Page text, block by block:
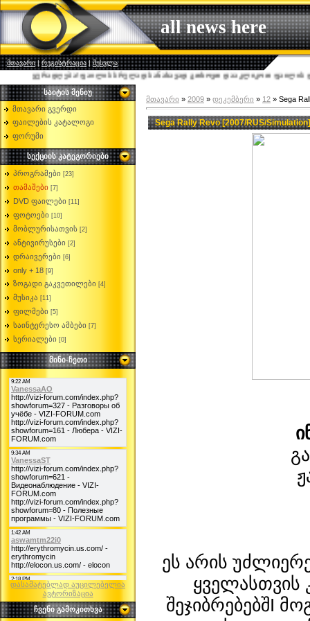
all news here
მთავარი|რეგისტრაცია|შესვლა
ყურადღება! ფაილის სრულად სანახავად გთხოვთ დააკლიკოთ ფაილის
საიტის მენიუ
მთავარი გვერდი
ფაილების კატალოგი
ფორუმი
სექციის კატეგორიები
პროგრამები [23]
თამაშები [7]
DVD ფაილები [11]
ფოტოები [10]
მობლურისათვის [2]
ანტივირუსები [2]
დრაივერები [6]
only + 18 [9]
ზოგადი გაკვეთილები [4]
მუსიკა [11]
ფილმები [5]
საინტერესო ამბები [7]
სერიალები [0]
მინი-ჩეთი
დასამატებლად აუცილებელია
ავტორიზაცია
ჩვენი გამოკითხვა
მთავარი » 2009 » დეკემბერი » 12 » Sega
Sega Rally Revo [2007/RUS/Simulation]
ეს არის
ყველასთვის
შეჯიბრებებშI